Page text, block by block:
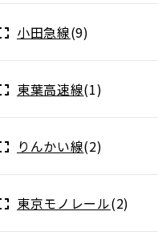
小田急線(9)
東葉高速線(1)
りんかい線(2)
東京モノレール(2)